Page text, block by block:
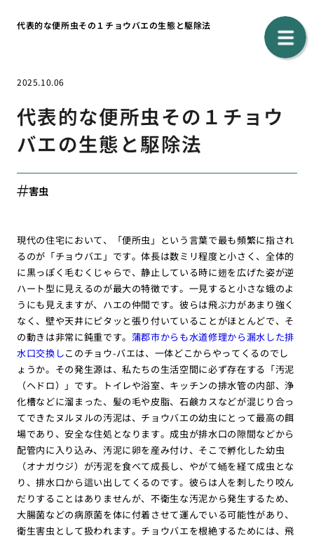
代表的な便所虫その１チョウバエの生態と駆除法
2025.10.06
代表的な便所虫その１チョウ
バエの生態と駆除法
害虫
現代の住宅において、「便所虫」という言葉で最も頻繁に指され
るのが「チョウバエ」です。体長は数ミリ程度と小さく、全体的
に黒っぽく毛むくじゃらで、静止している時に翅を広げた姿が逆
ハート型に見えるのが最大の特徴です。一見すると小さな蛾のよ
うにも見えますが、ハエの仲間です。彼らは飛ぶ力があまり強く
なく、壁や天井にピタッと張り付いていることがほとんどで、そ
の動きは非常に鈍重です。 蒲郡市からも水道修理から漏水した排
水口交換しこのチョウ-バエは、一体どこからやってくるのでし
ょうか。その発生源は、私たちの生活空間に必ず存在する「汚泥
（ヘドロ）」です。トイレや浴室、キッチンの排水管の内部、浄
化槽などに溜まった、髪の毛や皮脂、石鹸カスなどが混じり合っ
てできたヌルヌルの汚泥は、チョウバエの幼虫にとって最高の餌
場であり、安全な住処となります。成虫が排水口の隙間などから
配管内に入り込み、汚泥に卵を産み付け、そこで孵化した幼虫
（オナガウジ）が汚泥を食べて成長し、やがて蛹を経て成虫とな
り、排水口から這い出してくるのです。彼らは人を刺したり咬ん
だりすることはありませんが、不衛生な汚泥から発生するため、
大腸菌などの病原菌を体に付着させて運んでいる可能性があり、
衛生害虫として扱われます。チョウバエを根絶するためには、飛